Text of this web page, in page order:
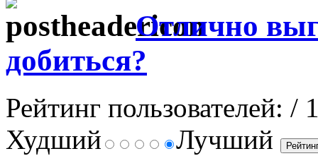
Отлично
добиться?
Рейтинг пользователей: /
Худший
Лучший